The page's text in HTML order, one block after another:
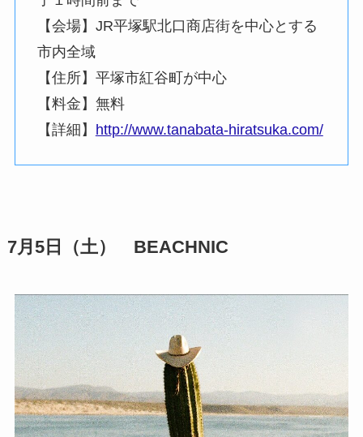
【会場】JR平塚駅北口商店街を中心とする
市内全域
【住所】平塚市紅谷町が中心
【料金】無料
【詳細】
http://www.tanabata-hiratsuka.com/
7月5日（土） BEACHNIC